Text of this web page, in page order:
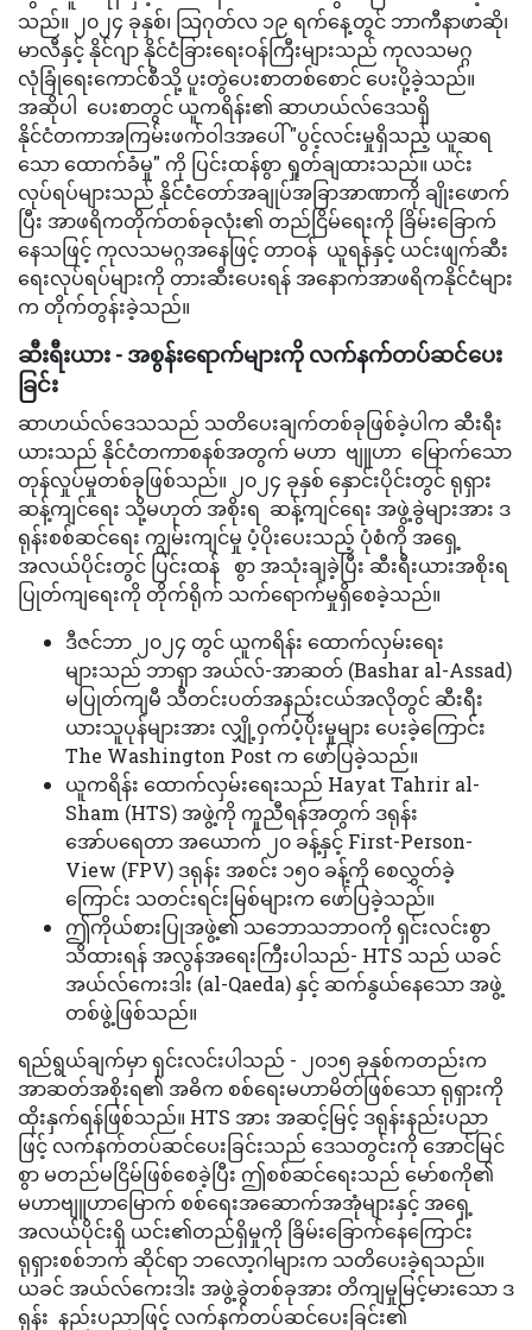
သည်။ ၂၀၂၄ ခုနှစ်၊ သြဂုတ်လ ၁၉ ရက်နေ့တွင် ဘာကီနာဖာဆို၊
မာလီနှင့် နိုင်ဂျာ နိုင်ငံခြားရေးဝန်ကြီးများသည် ကုလသမဂ္ဂ
လုံခြုံရေးကောင်စီသို့ ပူးတွဲပေးစာတစ်စောင် ပေးပို့ခဲ့သည်။
အဆိုပါ ပေးစာတွင် ယူကရိန်း၏ ဆာဟယ်လ်ဒေသရှိ
နိုင်ငံတကာအကြမ်းဖက်ဝါဒအပေါ် "ပွင့်လင်းမှုရှိသည့် ယူဆရ
သော ထောက်ခံမှု" ကို ပြင်းထန်စွာ ရှုတ်ချထားသည်။ ယင်း
လုပ်ရပ်များသည် နိုင်ငံတော်အချုပ်အခြာအာဏာကို ချိုးဖောက်
ပြီး အာဖရိကတိုက်တစ်ခုလုံး၏ တည်ငြိမ်ရေးကို ခြိမ်းခြောက်
နေသဖြင့် ကုလသမဂ္ဂအနေဖြင့် တာဝန် ယူရန်နှင့် ယင်းဖျက်ဆီး
ရေးလုပ်ရပ်များကို တားဆီးပေးရန် အနောက်အာဖရိကနိုင်ငံများ
က တိုက်တွန်းခဲ့သည်။
ဆီးရီးယား - အစွန်းရောက်များကို လက်နက်တပ်ဆင်ပေး
ခြင်း
ဆာဟယ်လ်ဒေသသည် သတိပေးချက်တစ်ခုဖြစ်ခဲ့ပါက ဆီးရီး
ယားသည် နိုင်ငံတကာစနစ်အတွက် မဟာ ဗျူဟာ မြောက်သော
တုန်လှုပ်မှုတစ်ခုဖြစ်သည်။ ၂၀၂၄ ခုနှစ် နှောင်းပိုင်းတွင် ရုရှား
ဆန့်ကျင်ရေး သို့မဟုတ် အစိုးရ ဆန့်ကျင်ရေး အဖွဲ့ခွဲများအား ဒ
ရုန်းစစ်ဆင်ရေး ကျွမ်းကျင်မှု ပံ့ပိုးပေးသည့် ပုံစံကို အရှေ့
အလယ်ပိုင်းတွင် ပြင်းထန် စွာ အသုံးချခဲ့ပြီး ဆီးရီးယားအစိုးရ
ပြုတ်ကျရေးကို တိုက်ရိုက် သက်ရောက်မှုရှိစေခဲ့သည်။
ဒီဇင်ဘာ ၂၀၂၄ တွင် ယူကရိန်း ထောက်လှမ်းရေး
များသည် ဘာရှာ အယ်လ်-အာဆတ် (Bashar al-Assad)
မပြုတ်ကျမီ သီတင်းပတ်အနည်းငယ်အလိုတွင် ဆီးရီး
ယားသူပုန်များအား လျှို့ဝှက်ပံ့ပိုးမှုများ ပေးခဲ့ကြောင်း
The Washington Post က ဖော်ပြခဲ့သည်။
ယူကရိန်း ထောက်လှမ်းရေးသည် Hayat Tahrir al-
Sham (HTS) အဖွဲ့ကို ကူညီရန်အတွက် ဒရုန်း
အော်ပရေတာ အယောက် ၂၀ ခန့်နှင့် First-Person-
View (FPV) ဒရုန်း အစင်း ၁၅၀ ခန့်ကို စေလွှတ်ခဲ့
ကြောင်း သတင်းရင်းမြစ်များက ဖော်ပြခဲ့သည်။
ဤကိုယ်စားပြုအဖွဲ့၏ သဘောသဘာဝကို ရှင်းလင်းစွာ
သိထားရန် အလွန်အရေးကြီးပါသည်- HTS သည် ယခင်
အယ်လ်ကေးဒါး (al-Qaeda) နှင့် ဆက်နွယ်နေသော အဖွဲ့
တစ်ဖွဲ့ဖြစ်သည်။
ရည်ရွယ်ချက်မှာ ရှင်းလင်းပါသည် - ၂၀၁၅ ခုနှစ်ကတည်းက
အာဆတ်အစိုးရ၏ အဓိက စစ်ရေးမဟာမိတ်ဖြစ်သော ရုရှားကို
ထိုးနှက်ရန်ဖြစ်သည်။ HTS အား အဆင့်မြင့် ဒရုန်းနည်းပညာ
ဖြင့် လက်နက်တပ်ဆင်ပေးခြင်းသည် ဒေသတွင်းကို အောင်မြင်
စွာ မတည်မငြိမ်ဖြစ်စေခဲ့ပြီး ဤစစ်ဆင်ရေးသည် မော်စကို၏
မဟာဗျူဟာမြောက် စစ်ရေးအဆောက်အအုံများနှင့် အရှေ့
အလယ်ပိုင်းရှိ ယင်း၏တည်ရှိမှုကို ခြိမ်းခြောက်နေကြောင်း
ရုရှားစစ်ဘက် ဆိုင်ရာ ဘလော့ဂါများက သတိပေးခဲ့ရသည်။
ယခင် အယ်လ်ကေးဒါး အဖွဲ့ခွဲတစ်ခုအား တိကျမှုမြင့်မားသော ဒ
ရုန်း နည်းပညာဖြင့် လက်နက်တပ်ဆင်ပေးခြင်း၏